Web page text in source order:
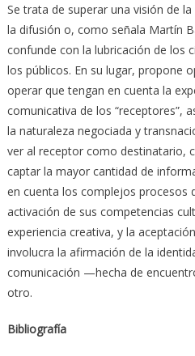
Se trata de superar una visión de
la difusión o, como señala Martín
confunde con la lubricación de los
los públicos. En su lugar, propone
operar que tengan en cuenta la
comunicativa de los “receptores”,
la naturaleza negociada y
ver al receptor como destinatario,
captar la mayor cantidad de
en cuenta los complejos procesos
activación de sus competencias
experiencia creativa, y la
involucra la afirmación de la
comunicación —hecha de
otro.
Bibliografía